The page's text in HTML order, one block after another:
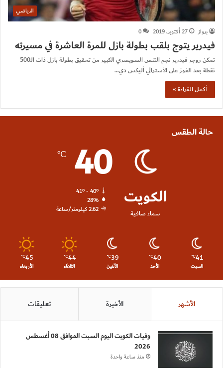
الرياضي
برواز
27 أكتوبر، 2019 0
فيدرير يتوج بلقب بطولة بازل للمرة العاشرة في مسيرته
تمكن روجر فيدرير نجم التنس السويسري الكبير من تحقيق بطولة بازل ذات الـ500
نقطة بعد الفوز على الأسترالي أليكس دي…
أكمل القراءة »
حالة الطقس
الكويت
سماء صافية
40
℃
41º - 40º
28%
2.62 كيلومتر/ساعة
41
℃
السبت
40
℃
الأحد
39
℃
الأثنين
44
℃
الثلاثاء
45
℃
الأربعاء
الأشهر الأخيرة تعليقات
وفيات الكويت اليوم السبت الموافق 08 أغسطس
2026
منذ ساعة واحدة